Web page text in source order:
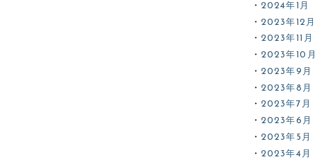
2024年1月
2023年12月
2023年11月
2023年10月
2023年9月
2023年8月
2023年7月
2023年6月
2023年5月
2023年4月